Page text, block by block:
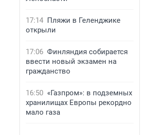
17:14 Пляжи в Геленджике
открыли
17:06 Финляндия собирается
ввести новый экзамен на
гражданство
16:50 «Газпром»: в подземных
хранилищах Европы рекордно
мало газа